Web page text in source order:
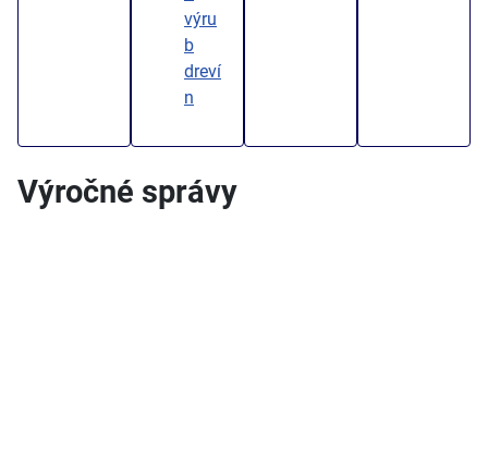
výru
b
dreví
n
Výročné správy